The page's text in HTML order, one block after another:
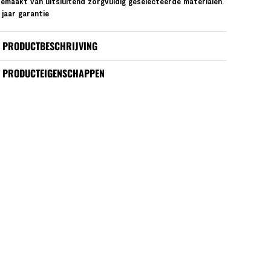
jaar garantie
PRODUCTBESCHRIJVING
PRODUCTEIGENSCHAPPEN